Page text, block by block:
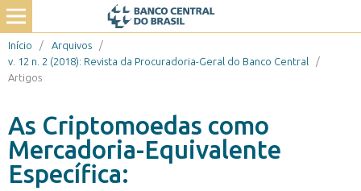
Início / Arquivos
/
v. 12 n. 2 (2018): Revista da Procuradoria-Geral do Banco Central
/
Artigos
As Criptomoedas como
Mercadoria-Equivalente
Específica: